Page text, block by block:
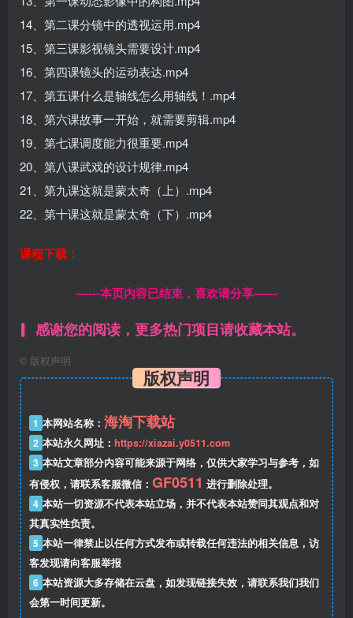
14、第二课分镜中的透视运用.mp4
15、第三课影视镜头需要设计.mp4
16、第四课镜头的运动表达.mp4
17、第五课什么是轴线怎么用轴线！.mp4
18、第六课故事一开始，就需要剪辑.mp4
19、第七课调度能力很重要.mp4
20、第八课武戏的设计规律.mp4
21、第九课这就是蒙太奇（上）.mp4
22、第十课这就是蒙太奇（下）.mp4
课程下载：
------本页内容已结束，喜欢请分享------
感谢您的阅读，更多热门项目请收藏本站。
© 版权声明
版权声明
1 本网站名称： 海淘下载站
2 本站永久网址： https://xiazai.y0511.com
3 本站文章部分内容可能来源于网络，仅供大家学习与参考，如
有侵权，请联系客服微信： GF0511 进行删除处理。
4 本站一切资源不代表本站立场，并不代表本站赞同其观点和对
其真实性负责。
5 本站一律禁止以任何方式发布或转载任何违法的相关信息，访
客发现请向客服举报
6 本站资源大多存储在云盘，如发现链接失效，请联系我们我们
会第一时间更新。